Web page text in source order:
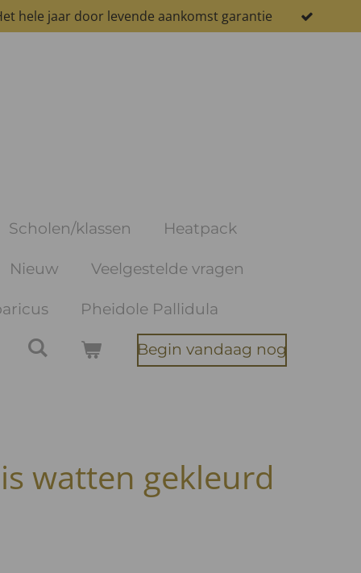
hele jaar door levende aankomst garantie
Scholen/klassen Heatpack
Nieuw Veelgestelde vragen
Pheidole Pallidula
Begin vandaag nog
watten gekleurd